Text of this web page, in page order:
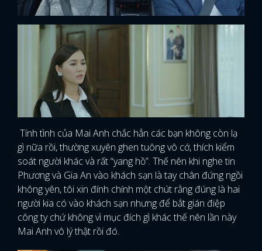
Tính tình của Mai Anh chắc hẳn các bạn không còn lạ
gì nữa rồi, thường xuyên ghen tuông vô cớ, thích kiểm
soát người khác và rất “yang hồ”. Thế nên khi nghe tin
Phương và Gia An vào khách sạn là tay chân đứng ngồi
không yên, tôi xin đính chính một chút rằng đúng là hai
người kia có vào khách sạn nhưng để bắt gián điệp
công ty chứ không vì mục đích gì khác thế nên lần này
Mai Anh vô lý thật rồi đó.